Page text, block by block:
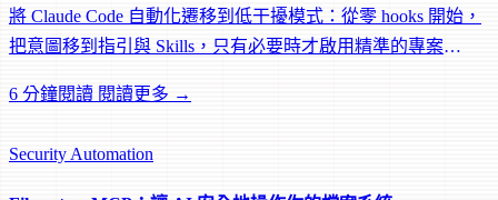
將 Claude Code 自動化遷移到低干擾模式：從零 hooks 開始，
把意圖移到指引與 Skills，只有必要時才啟用精準的專案
6 分鐘閱讀 閱讀更多 →
SecurityAutomation